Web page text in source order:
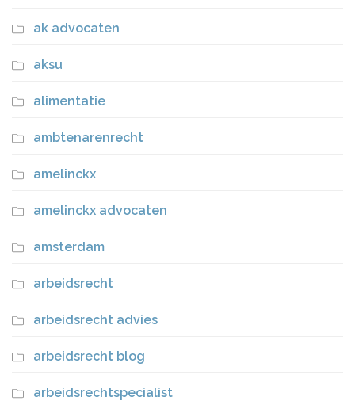
ak advocaten
aksu
alimentatie
ambtenarenrecht
amelinckx
amelinckx advocaten
amsterdam
arbeidsrecht
arbeidsrecht advies
arbeidsrecht blog
arbeidsrechtspecialist